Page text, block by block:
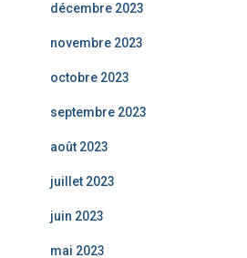
décembre 2023
novembre 2023
octobre 2023
septembre 2023
août 2023
juillet 2023
juin 2023
mai 2023